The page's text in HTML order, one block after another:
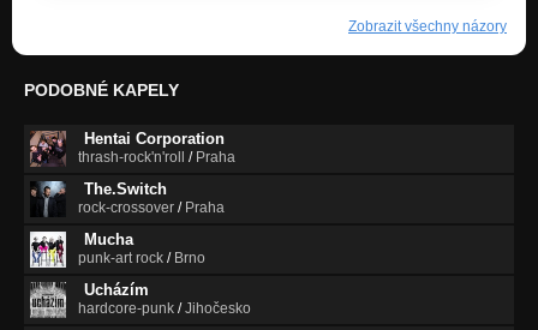
Zobrazit všechny názory
PODOBNÉ KAPELY
Hentai Corporation
thrash-rock'n'roll / Praha
The.Switch
rock-crossover / Praha
Mucha
punk-art rock / Brno
Ucházím
hardcore-punk /Jihočesko